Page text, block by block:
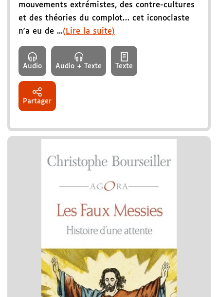
mouvements extrémistes, des contre-cultures
et des théories du complot… cet iconoclaste
n'a eu de ...(Lire la suite)
Audio Audio + Texte Texte
Partager